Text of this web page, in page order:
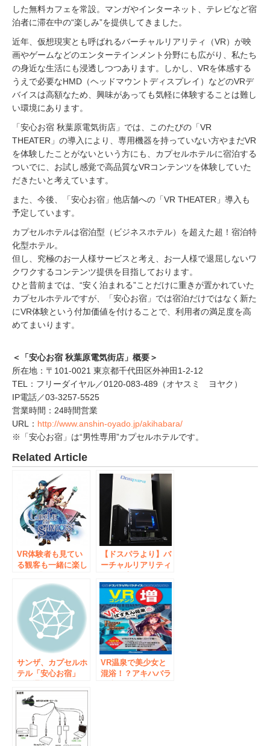
した無料カフェを常設。マンガやインターネット、テレビなど宿
泊者に滞在中の“楽しみ”を提供してきました。
近年、仮想現実とも呼ばれるバーチャルリアリティ（VR）が映
画やゲームなどのエンターテインメント分野にも広がり、私たち
の身近な生活にも浸透しつつあります。しかし、VRを体感する
うえで必要なHMD（ヘッドマウントディスプレイ）などのVRデ
バイスは高額なため、興味があっても気軽に体験することは難し
い環境にあります。
「安心お宿 秋葉原電気街店」では、このたびの「VR
THEATER」の導入により、専用機器を持っていない方やまだVR
を体験したことがないという方にも、カプセルホテルに宿泊する
ついでに、お試し感覚で高品質なVRコンテンツを体験していた
だきたいと考えています。
また、今後、「安心お宿」他店舗への「VR THEATER」導入も
予定しています。
カプセルホテルは宿泊型（ビジネスホテル）を超えた超！宿泊特
化型ホテル。
但し、究極のお一人様サービスと考え、お一人様で退屈しないワ
クワクするコンテンツ提供を目指しております。
ひと昔前までは、“安く泊まれる”ことだけに重きが置かれていた
カプセルホテルですが、「安心お宿」では宿泊だけではなく新た
にVR体験という付加価値を付けることで、利用者の満足度を高
めてまいります。
＜「安心お宿 秋葉原電気街店」概要＞
所在地：〒101-0021 東京都千代田区外神田1-2-12
TEL：フリーダイヤル／0120-083-489（オヤスミ ヨヤク）
IP電話／03-3257-5525
営業時間：24時間営業
URL： http://www.anshin-oyado.jp/akihabara/
※「安心お宿」は“男性専用”カプセルホテルです。
Related Article
VR体験者も見てい
る観客も一緒に楽し
ム複合現実」でブー
スを演出！！
【ドスパラより】バ
ーチャルリアリティ
ス、「ドスパラ VR
パラダイス」が、7
月7日(木)秋葉原本店
にオープン
サンザ、カプセルホ
テル「安心お宿」
「SMILE CALL（ス
マイルコール）」を
提供開始
VR温泉で美少女と
混浴！？アキハバラ